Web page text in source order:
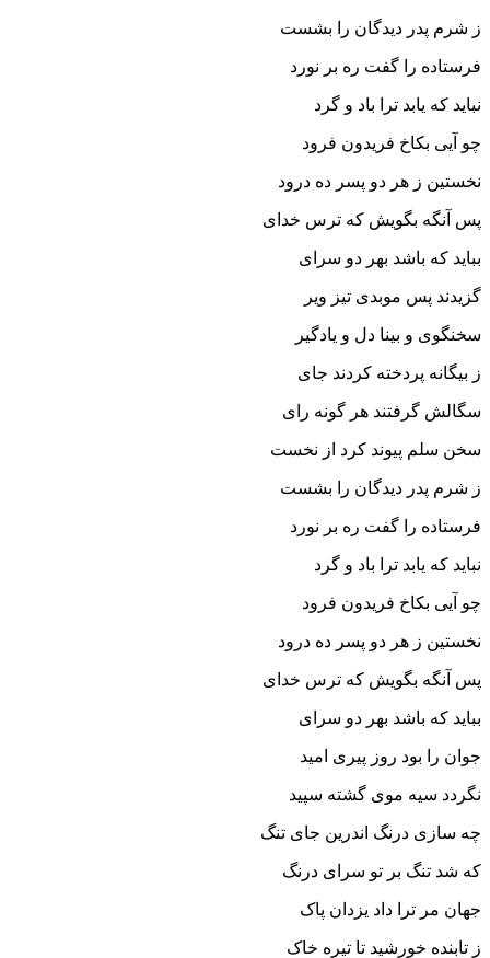
ز شرم پدر دیدگان را بشست‏
فرستاده را گفت ره بر نورد
نباید که یابد ترا باد و گرد
چو آیى بکاخ فریدون فرود
نخستین ز هر دو پسر ده درود
پس آنگه بگویش که ترس خداى
بباید که باشد بهر دو سراى‏
گزیدند پس موبدى تیز ویر
سخن‏گوى و بینا دل و یادگیر
ز بیگانه پردخته کردند جاى
سگالش گرفتند هر گونه راى‏
سخن سلم پیوند کرد از نخست
ز شرم پدر دیدگان را بشست‏
فرستاده را گفت ره بر نورد
نباید که یابد ترا باد و گرد
چو آیى بکاخ فریدون فرود
نخستین ز هر دو پسر ده درود
پس آنگه بگویش که ترس خداى
بباید که باشد بهر دو سراى‏
جوان را بود روز پیرى امید
نگردد سیه موى گشته سپید
چه سازى درنگ اندرین جاى تنگ
که شد تنگ بر تو سراى درنگ‏
جهان مر ترا داد یزدان پاک
ز تابنده خورشید تا تیره خاک‏